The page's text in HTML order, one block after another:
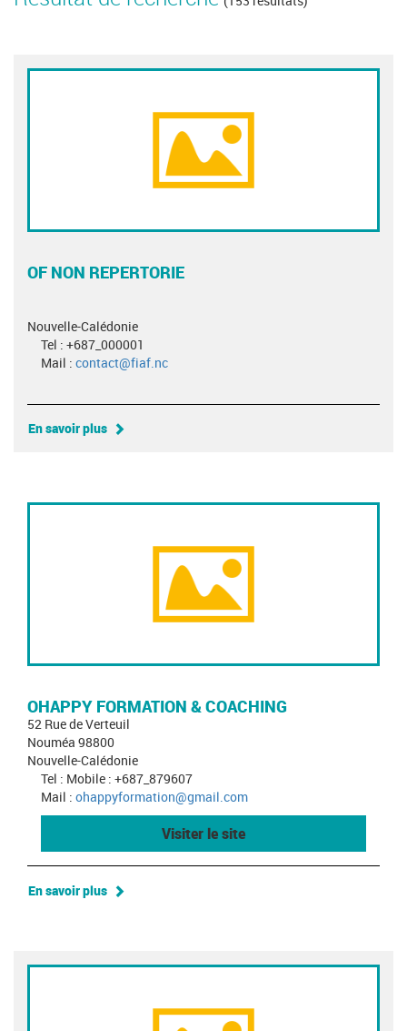
OF NON REPERTORIE
Nouvelle-Calédonie
Tel : +687_000001
Mail : contact@fiaf.nc
En savoir plus
OHAPPY FORMATION & COACHING
52 Rue de Verteuil
Nouméa 98800
Nouvelle-Calédonie
Tel : Mobile : +687_879607
Mail : ohappyformation@gmail.com
Visiter le site
En savoir plus